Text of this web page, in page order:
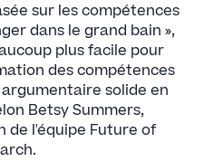
sur les compétences
dans le grand bain »,
plus facile pour
des compétences
solide en
Betsy Summers,
de l'équipe Future of